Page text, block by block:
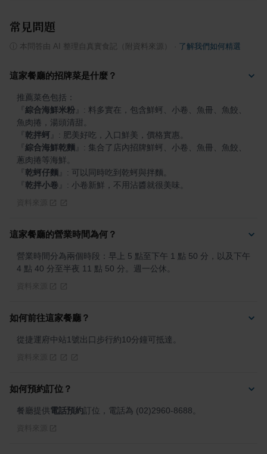
常見問題
本問答由 AI 整理自真實食記（附資料來源） 了解我們如何精選
這家餐廳的招牌菜是什麼？
綜合海鮮米粉
: 料多實在，包含鮮蚵、小卷、魚冊、魚餃、
乾拌蚵
綜合海鮮乾麵
: 集合了店內招牌鮮蚵、小卷、魚冊、魚餃、
乾蚵仔麵
乾拌小卷 : 小卷新鮮，不用沾醬就很美味。
這家餐廳的營業時間為何？
營業時間分為兩個時段：早上 5 點至下午 1 點 50 分，以及下午
4 點 40 分至半夜 11 點 50 分。週一公休。
如何前往這家餐廳？
從捷運府中站1號出口步行約10分鐘可抵達。
如何預約訂位？
餐廳提供電話預約訂位，電話為 (02)2960-8688。